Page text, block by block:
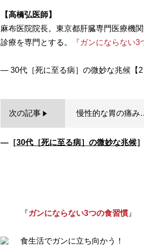
【高橋弘医師】
麻布医院院長。東京都肝臓専門医療機
診療を専門とする。
『ガンにならない3
次の記事 慢性的な胃の痛み
―［30代［死に至る病］の微妙な兆候
『ガンにならない3つの食習慣』
食生活でガンに立ち向かう！